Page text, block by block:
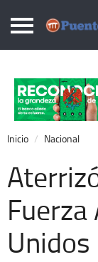
Local
Nacional
Opinión
Cronos
Economía
Espectáculos
Inicio Nacional